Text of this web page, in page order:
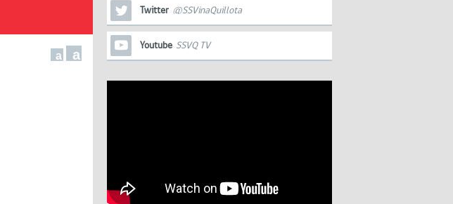
a a
Twitter @SSVinaQuillota
Youtube SSVQ TV